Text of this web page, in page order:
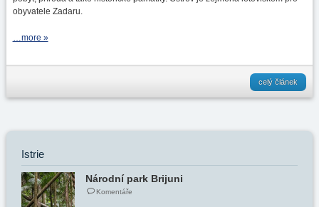
obyvatele Zadaru.
…more »
celý článek
Istrie
Národní park Brijuni
Komentáře